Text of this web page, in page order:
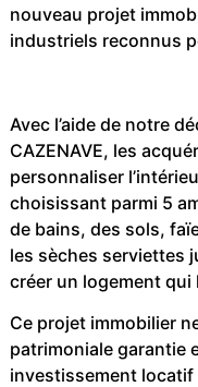
nouveau projet
industriels reconnus
Avec l’aide de notre
CAZENAVE, les
personnaliser
choisissant parmi 5
de bains, des sols,
les sèches serviettes
créer un logement qui
Ce projet immobilier
patrimoniale garantie
investissement locatif